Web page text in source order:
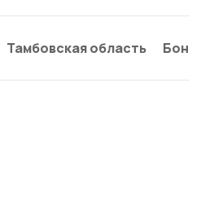
Тамбовская область